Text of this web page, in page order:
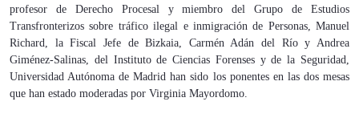
profesor de Derecho Procesal y miembro del Grupo de Estudios
Transfronterizos sobre tráfico ilegal e inmigración de Personas, Manuel
Richard, la Fiscal Jefe de Bizkaia, Carmén Adán del Río y Andrea
Giménez-Salinas, del Instituto de Ciencias Forenses y de la Seguridad,
Universidad Autónoma de Madrid han sido los ponentes en las dos mesas
que han estado moderadas por Virginia Mayordomo.